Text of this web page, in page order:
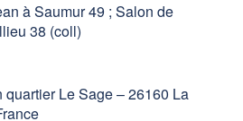
à Saumur 49 ; Salon de
38 (coll)
Le Sage – 26160 La